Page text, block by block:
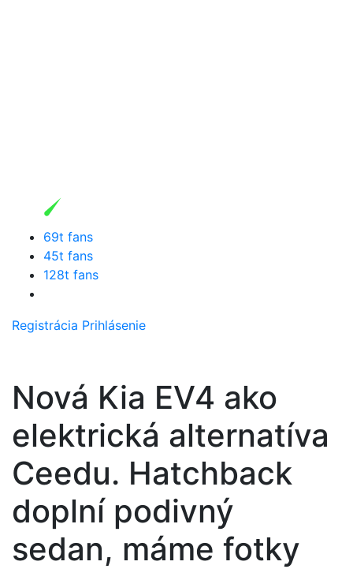
69t fans
45t fans
128t fans
Registrácia Prihlásenie
Nová Kia EV4 ako
elektrická alternatíva
Ceedu. Hatchback
doplní podivný
sedan, máme fotky